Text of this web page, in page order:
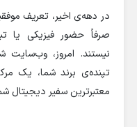
در دهه‌ی اخیر، تعریف
صرفاً حضور فیزیکی یا
نیستند. امروز،
معتبرترین سفیر دیجیتال